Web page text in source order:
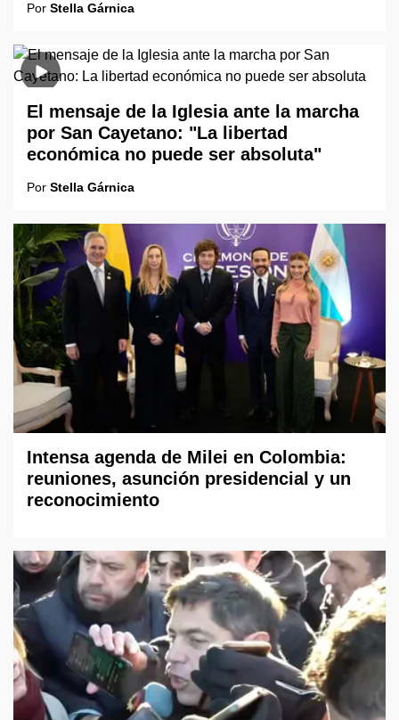
Por Stella Gárnica
El mensaje de la Iglesia ante la marcha
por San Cayetano: "La libertad
económica no puede ser absoluta"
Por Stella Gárnica
Intensa agenda de Milei en Colombia:
reuniones, asunción presidencial y un
reconocimiento